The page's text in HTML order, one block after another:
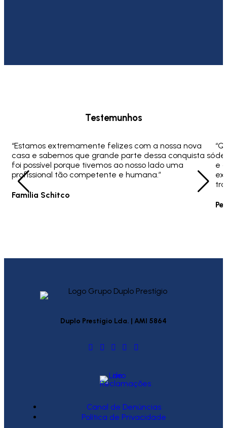
Testemunhos
“Estamos extremamente felizes com a nossa nova
casa e sabemos que grande parte dessa conquista só
foi possível porque tivemos ao nosso lado uma
profissional tão competente e humana.”
Família Schitco
e
Duplo Prestígio Lda. | AMI 5864
Canal de Denúncias
Política de Privacidade